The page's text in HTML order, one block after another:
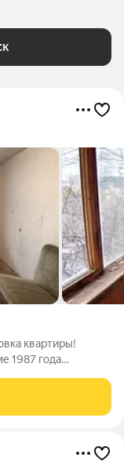
квартиры!
1987 года
на